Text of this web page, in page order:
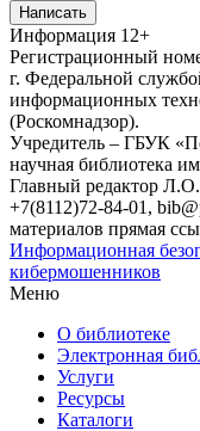
Написать
Информация 12+
Регистрационный
г. Федеральной
информационных
(Роскомнадзор).
Учредитель – ГБУК
научная библиотека
Главный редактор
+7(8112)72-84-01,
материалов прямая
Информационная
кибермошенников
Меню
О библиотеке
Электронная
Услуги
Ресурсы
Каталоги